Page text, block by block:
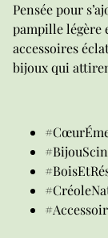
Pensée pour
pampille légère
accessoires
bijoux qui